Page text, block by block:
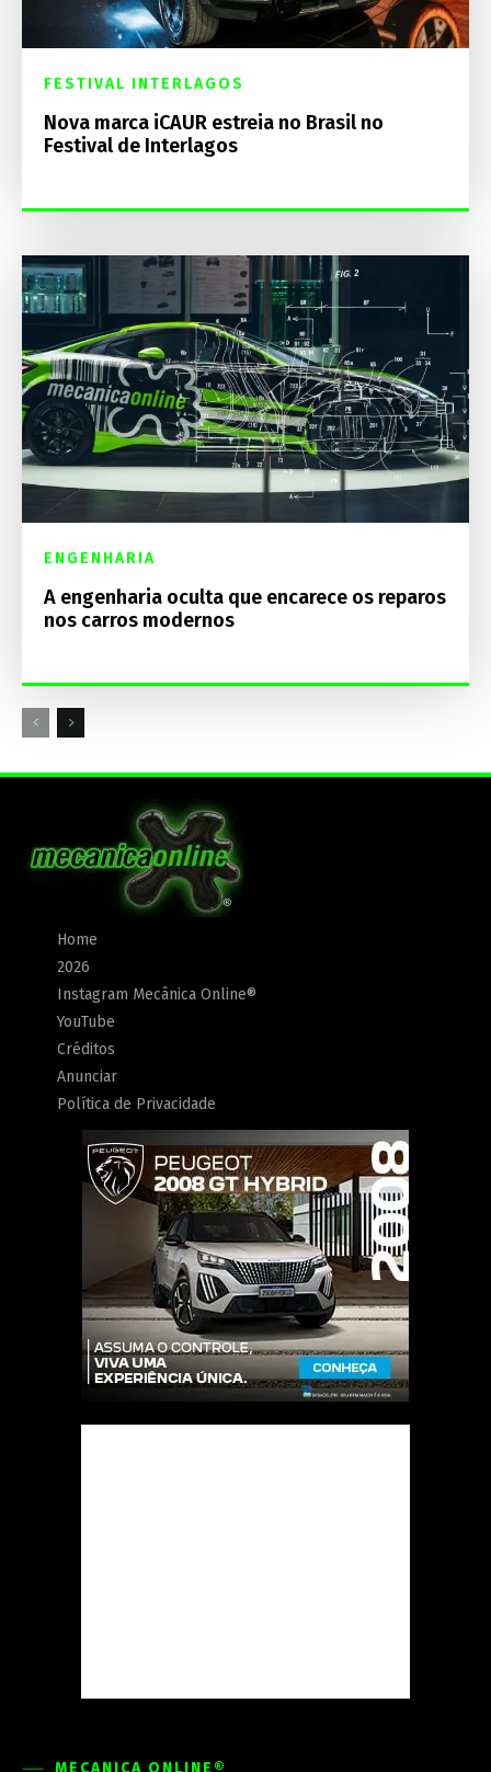
FESTIVAL INTERLAGOS
Nova marca iCAUR estreia no Brasil no
Festival de Interlagos
ENGENHARIA
A engenharia oculta que encarece os reparos
nos carros modernos
Home
2026
Instagram Mecânica Online®
YouTube
Créditos
Anunciar
Política de Privacidade